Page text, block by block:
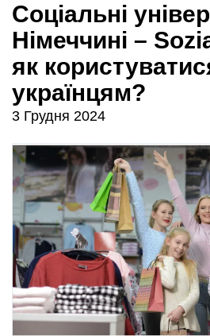
Соціальні
Німеччині –
як
українцям?
3 Грудня 2024